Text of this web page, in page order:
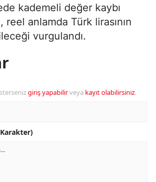
kademeli değer kaybı
anlamda Türk lirasının
vurgulandı.
giriş yapabilirveya kayıt olabilirsiniz.